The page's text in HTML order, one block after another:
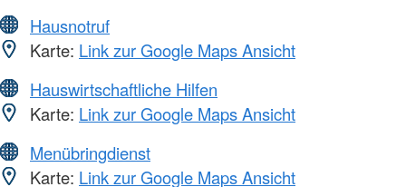
Hausnotruf
Karte: Link zur Google Maps Ansicht
Hauswirtschaftliche Hilfen
Karte: Link zur Google Maps Ansicht
Menübringdienst
Karte: Link zur Google Maps Ansicht